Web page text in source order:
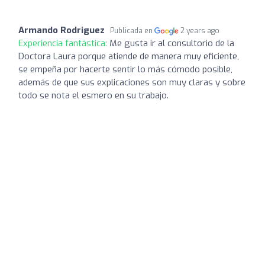
Armando Rodriguez Publicada en 2 years ago
Experiencia fantástica: Me gusta ir al consultorio de la
Doctora Laura porque atiende de manera muy eficiente,
se empeña por hacerte sentir lo más cómodo posible,
además de que sus explicaciones son muy claras y sobre
todo se nota el esmero en su trabajo.